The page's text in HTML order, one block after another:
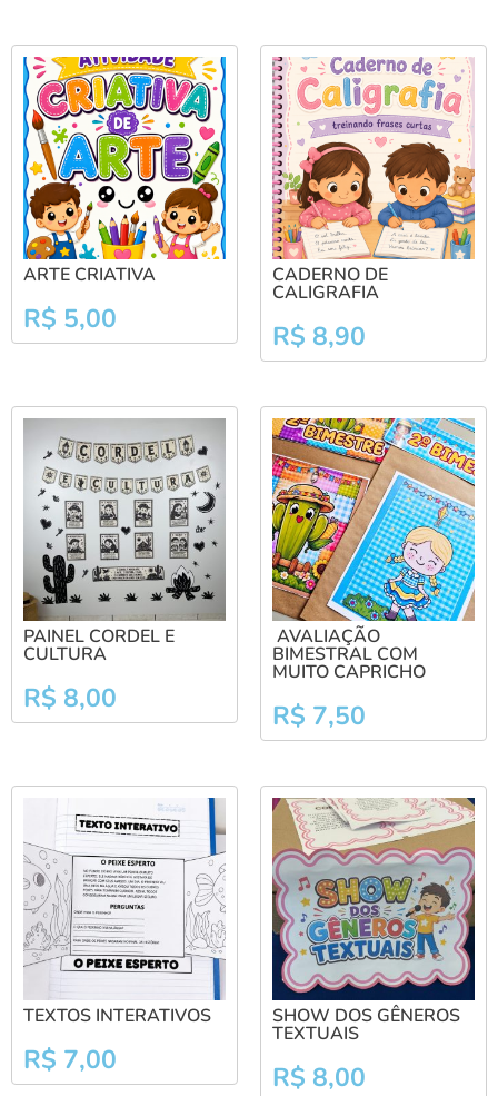
ARTE CRIATIVA
R$ 5,00
CADERNO DE
CALIGRAFIA
R$ 8,90
PAINEL CORDEL E
CULTURA
R$ 8,00
AVALIAÇÃO
BIMESTRAL COM
MUITO CAPRICHO
R$ 7,50
TEXTOS INTERATIVOS
R$ 7,00
SHOW DOS GÊNEROS
TEXTUAIS
R$ 8,00